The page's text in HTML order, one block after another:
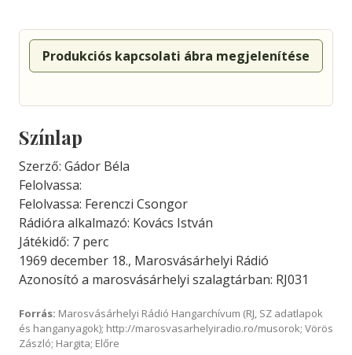
Produkciós kapcsolati ábra megjelenítése
Színlap
Szerző: Gádor Béla
Felolvassa:
Felolvassa: Ferenczi Csongor
Rádióra alkalmazó: Kovács István
Játékidő: 7 perc
1969 december 18., Marosvásárhelyi Rádió
Azonosító a marosvásárhelyi szalagtárban: RJ031
Forrás: Marosvásárhelyi Rádió Hangarchívum (RJ, SZ adatlapok
és hanganyagok); http://marosvasarhelyiradio.ro/musorok; Vörös
Zászló; Hargita; Előre